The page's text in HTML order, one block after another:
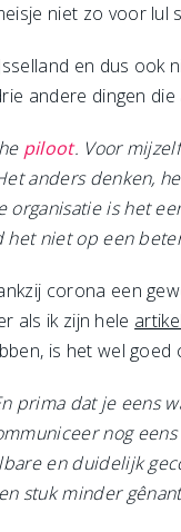
niet zo voor lul
en dus ook
andere dingen
piloot. Voor
anders denken,
is het
het niet op een
corona een
als ik zijn hele artikel
is het wel goed
prima dat je eens
nog
en duidelijk
stuk minder